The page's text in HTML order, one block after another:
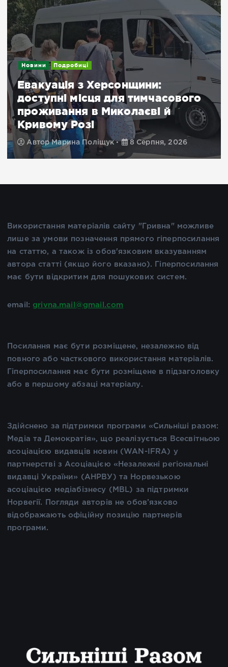
Новини Подробиці
Евакуація з Херсонщини:
доступні місця для тимчасового
проживання в Миколаєві й
Кривому Розі
АвторМарина Поліщук 8 Серпня, 2026
Використання матеріалів сайту "Гривна" можливе
лише за умови позначення прямого гіперпосилання
на статтю, а також із обов'язковим вказуванням
автора статті (якщо його вказано). Гіперпосилання
має бути відкритим для пошукових систем.
email: grivna.mail@gmail.com
Посилання має бути розміщене, незалежно від
повного або часткового використання матеріалів.
Гіперпосилання має бути розміщене в підзаголовку
або в першому абзаці матеріалу.
Здійснено за підтримки програми «Сильніші разом:
Медіа та Демократія», що реалізується Всесвітньою
асоціацією видавців новин (WAN-IFRA) у
партнерстві з Асоціацією «Незалежні регіональні
видавці України» (АНРВУ) та Норвезькою
асоціацією медіабізнесу (MBL) за підтримки
Норвегії. Погляди авторів не обов’язково
відображають офіційну позицію партнерів
програми.